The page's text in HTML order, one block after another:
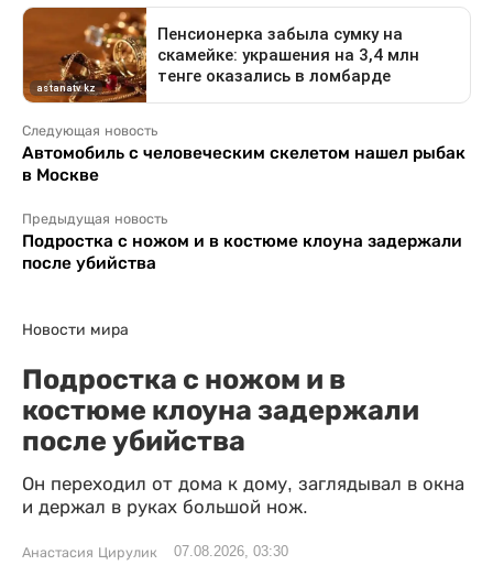
Следующая новость
Автомобиль с человеческим скелетом нашел рыбак
в Москве
Предыдущая новость
Подростка с ножом и в костюме клоуна задержали
после убийства
Новости мира
Подростка с ножом и в
костюме клоуна задержали
после убийства
Он переходил от дома к дому, заглядывал в окна
и держал в руках большой нож.
Анастасия Цирулик 07.08.2026, 03:30